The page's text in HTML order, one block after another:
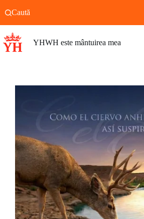
Caută
YHWH este mântuirea mea